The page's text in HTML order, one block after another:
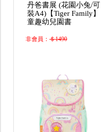
丹爸書展 (花園小兔/可
裝A4)【Tiger Family】
童趣幼兒園書
非會員：＄1490